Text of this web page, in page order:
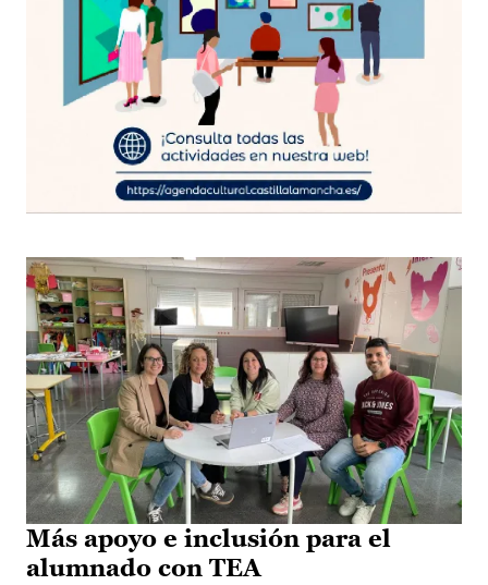
Más apoyo e inclusión para el
alumnado con TEA